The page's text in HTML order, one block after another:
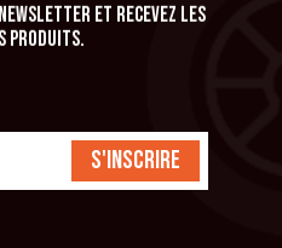
et recevez les
produits.
S'inscrire